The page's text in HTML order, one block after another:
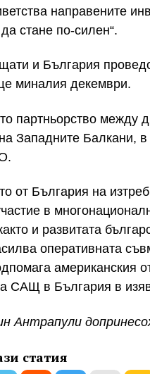
направените
стане по-силен“.
и България
миналия декември.
партньорство между
Западните Балкани,
от България на
в
и развитата
оперативната
американския
САЩ в България в
Антрапули
статия